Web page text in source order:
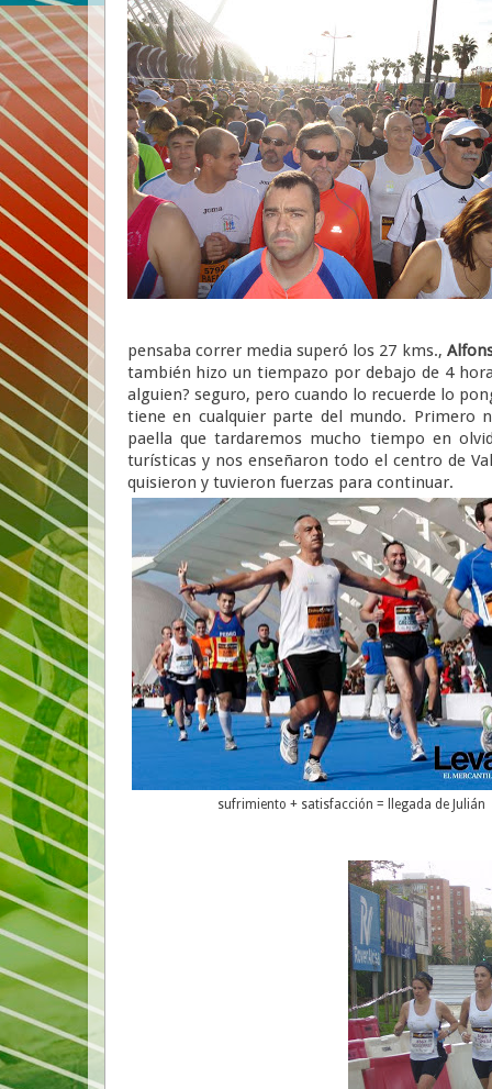
pensaba correr media superó los 27 kms.,
también hizo un tiempazo por debajo de 4
alguien? seguro, pero cuando lo recuerde lo
tiene en cualquier parte del mundo. Primero
paella que tardaremos mucho tiempo en
turísticas y nos enseñaron todo el centro de
quisieron y tuvieron fuerzas para continuar.
sufrimiento + satisfacción = llegada de Julián